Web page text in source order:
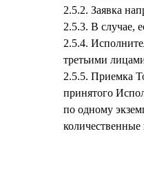
2.5.2. Заявка
2.5.3. В случае,
2.5.4.
третьими
2.5.5. Приемка
принятого
по одному